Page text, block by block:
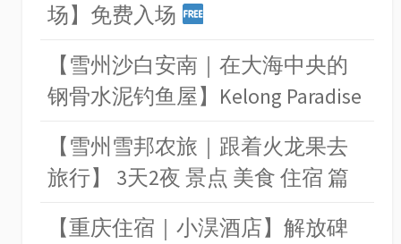
场】免费入场
【雪州沙白安南｜在大海中央的
钢骨水泥钓鱼屋】Kelong Paradise
【雪州雪邦农旅｜跟着火龙果去
旅行】 3天2夜 景点 美食 住宿 篇
【重庆住宿｜小淏酒店】解放碑